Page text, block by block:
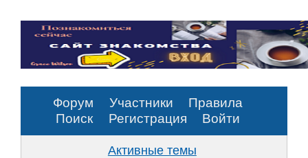
Форум Участники
Правила
Поиск
Регистрация Войти
Активные темы